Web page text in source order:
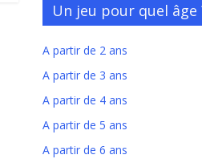
Un jeu pour quel âge
A partir de 2 ans
A partir de 3 ans
A partir de 4 ans
A partir de 5 ans
A partir de 6 ans